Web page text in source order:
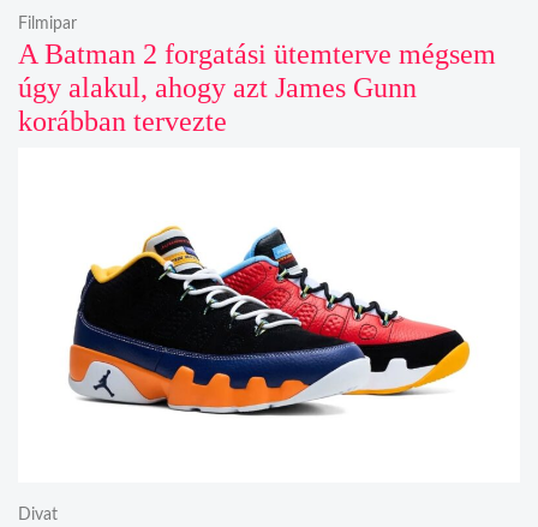
A Batman 2 forgatási ütemterve mégsem
úgy alakul, ahogy azt James Gunn
korábban tervezte
Filmipar
Divat